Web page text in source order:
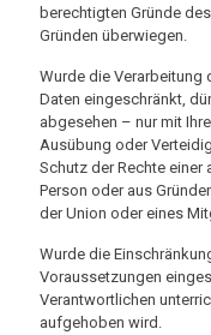
berechtigten Gründe
Gründen überwiegen.
Wurde die Verarbeitung
Daten eingeschränkt,
abgesehen – nur mit
Ausübung oder
Schutz der Rechte einer
Person oder aus
der Union oder eines
Wurde die
Voraussetzungen
Verantwortlichen
aufgehoben wird.